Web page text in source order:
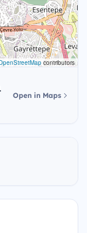
contributors
Open in Maps